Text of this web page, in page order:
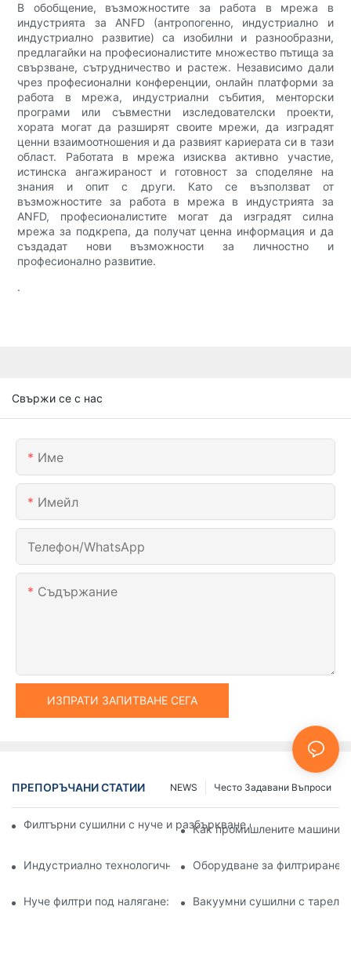
В обобщение, възможностите за работа в мрежа в
индустрията за ANFD (антропогенно, индустриално и
индустриално развитие) са изобилни и разнообразни,
предлагайки на професионалистите множество пътища за
свързване, сътрудничество и растеж. Независимо дали
чрез професионални конференции, онлайн платформи за
работа в мрежа, индустриални събития, менторски
програми или съвместни изследователски проекти,
хората могат да разширят своите мрежи, да изградят
ценни взаимоотношения и да развият кариерата си в тази
област. Работата в мрежа изисква активно участие,
истинска ангажираност и готовност за споделяне на
знания и опит с други. Като се възползват от
възможностите за работа в мрежа в индустрията за
ANFD, професионалистите могат да изградят силна
мрежа за подкрепа, да получат ценна информация и да
създадат нови възможности за личностно и
професионално развитие.
.
Свържи се с нас
Име
Имейл
Телефон/WhatsApp
Съдържание
ИЗПРАТИ ЗАПИТВАНЕ СЕГА
ПРЕПОРЪЧАНИ СТАТИИ Често Задавани Въпроси
NEWS
Филтърни сушилни с нуче и разбъркване спрямо други
Как промишлените машини
Индустриално технологично оборудване: Иновации,
Оборудване за филтриране
Нуче филтри под налягане: Приложения в химическата и
Вакуумни сушилни с